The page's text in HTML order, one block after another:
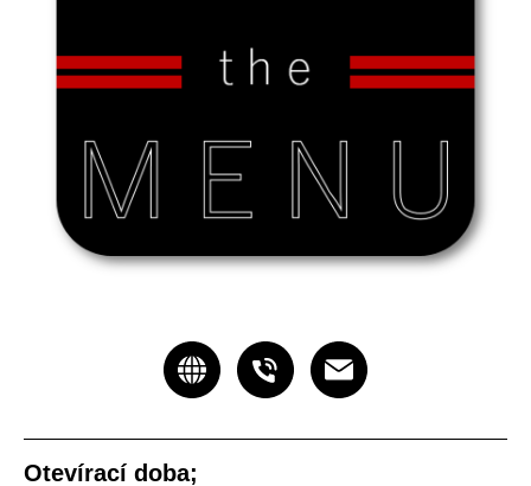
Otevírací doba;
Arabica UX Design